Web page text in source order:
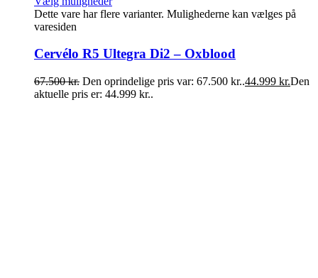
Dette vare har flere varianter. Mulighederne kan vælges på
varesiden
Cervélo R5 Ultegra Di2 – Oxblood
67.500kr. Den oprindelige pris var: 67.500 kr..44.999 kr.Den
aktuelle pris er: 44.999 kr..